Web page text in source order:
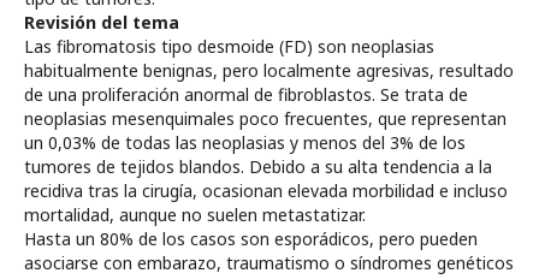
Revisión del tema
Las fibromatosis tipo desmoide (FD) son neoplasias
habitualmente benignas, pero localmente agresivas, resultado
de una proliferación anormal de fibroblastos. Se trata de
neoplasias mesenquimales poco frecuentes, que representan
un 0,03% de todas las neoplasias y menos del 3% de los
tumores de tejidos blandos. Debido a su alta tendencia a la
recidiva tras la cirugía, ocasionan elevada morbilidad e incluso
mortalidad, aunque no suelen metastatizar.
Hasta un 80% de los casos son esporádicos, pero pueden
asociarse con embarazo, traumatismo o síndromes genéticos